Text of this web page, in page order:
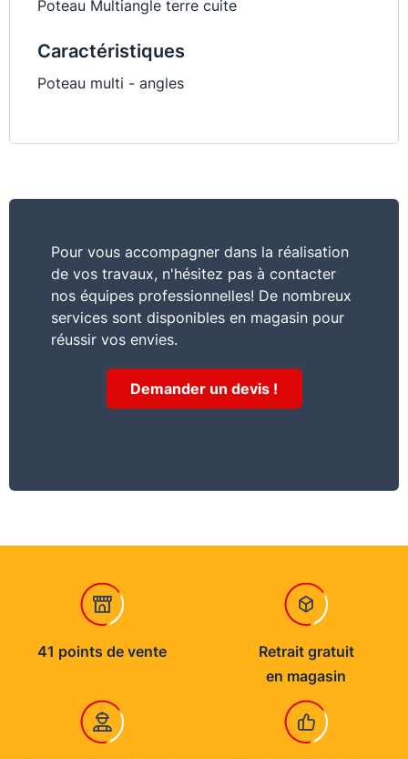
Poteau Multiangle terre cuite
Caractéristiques
Poteau multi - angles
Pour vous accompagner dans la réalisation
de vos travaux, n'hésitez pas à contacter
nos équipes professionnelles! De nombreux
services sont disponibles en magasin pour
réussir vos envies.
Demander un devis !
41 points de vente
Retrait gratuit
en magasin